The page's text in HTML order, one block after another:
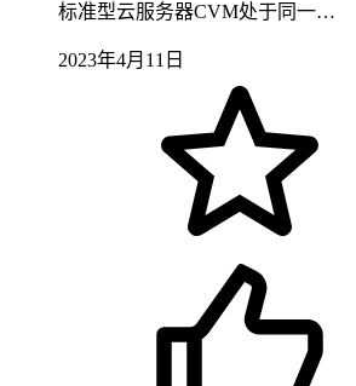
标准型云服务器CVM处于同一…
2023年4月11日